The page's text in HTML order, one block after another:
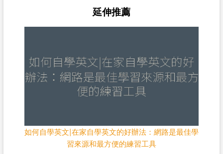
延伸推薦
如何自學英文|在家自學英文的好辦法：網路是最佳學
習來源和最方便的練習工具